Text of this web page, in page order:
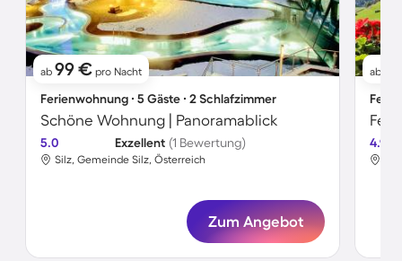
ab 99 € pro Nacht
Ferienwohnung ∙ 5 Gäste ∙ 2 Schlafzimmer
Schöne Wohnung | Panoramablick
5.0 Exzellent (1 Bewertung)
Silz, Gemeinde Silz, Österreich
Zum Angebot
ab
4.9